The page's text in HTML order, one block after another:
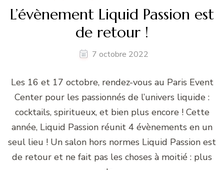
L’évènement Liquid Passion est
de retour !
7 octobre 2022
Les 16 et 17 octobre, rendez-vous au Paris Event
Center pour les passionnés de l’univers liquide :
cocktails, spiritueux, et bien plus encore ! Cette
année, Liquid Passion réunit 4 évènements en un
seul lieu ! Un salon hors normes Liquid Passion est
de retour et ne fait pas les choses à moitié : plus